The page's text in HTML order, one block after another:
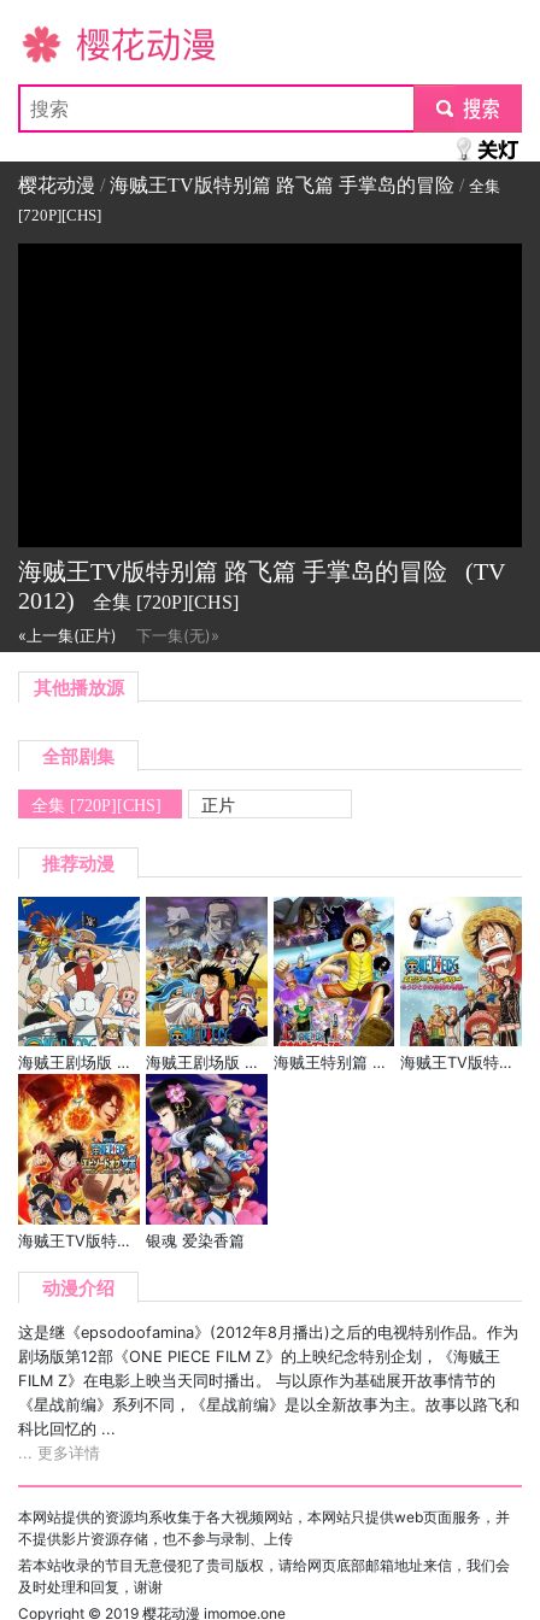
樱花动漫
submit
樱花动漫 /海贼王TV版特别篇 路飞篇 手掌岛的冒险 / 全集
[720P][CHS]
海贼王TV版特别篇 路飞篇 手掌岛的冒险
(TV
2012)
全集 [720P][CHS]
«上一集(正片) 下一集(无)»
其他播放源
全部剧集
全集 [720P][CHS] 正片
推荐动漫
海贼王剧场版 黄金岛冒险 海贼王剧场版 沙漠的王女与海贼们 海贼王特别篇 3D 激走！陷阱过山车 海贼王TV版特别篇 梅利篇 另一名同伴的故事
海贼王TV版特别篇 萨波篇 三兄弟的羁绊 奇迹的再会和被继承的意志 银魂 爱染香篇
动漫介绍
这是继《epsodoofamina》(2012年8月播出)之后的电视特别作品。作为
剧场版第12部《ONE PIECE FILM Z》的上映纪念特别企划，《海贼王
FILM Z》在电影上映当天同时播出。 与以原作为基础展开故事情节的
《星战前编》系列不同，《星战前编》是以全新故事为主。故事以路飞和
科比回忆的 ...
... 更多详情
本网站提供的资源均系收集于各大视频网站，本网站只提供web页面服务，并
不提供影片资源存储，也不参与录制、上传
若本站收录的节目无意侵犯了贵司版权，请给网页底部邮箱地址来信，我们会
及时处理和回复，谢谢
Copyright © 2019 樱花动漫 imomoe.one